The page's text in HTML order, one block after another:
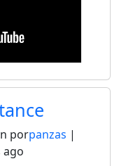
porpanzas |
ago